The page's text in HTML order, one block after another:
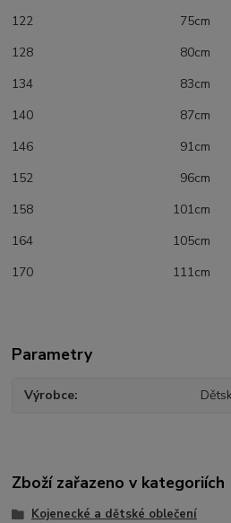
122
128
134
140
146
152
158
164
170
Parametry
Výrobce
Zboží zařazeno v kategoriích
Kojenecké a dětské oblečení